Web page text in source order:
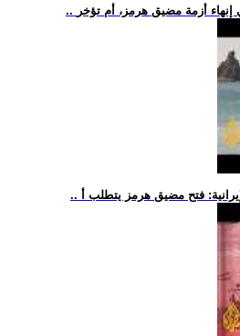
إنهاء أزمة مضيق هرمز، أم تؤخر
فتح مضيق هرمز يتطلب أ